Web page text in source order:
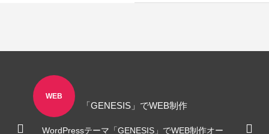
WEB
「GENESIS」でWEB制作
WordPressテーマ「GENESIS」でWEB制作オー